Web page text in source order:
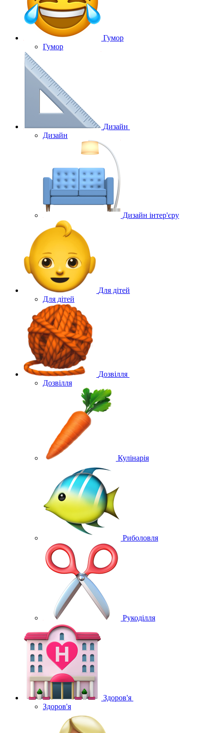
Гумор
Гумор
Дизайн
Дизайн
Дизайн інтер'єру
Для дітей
Для дітей
Дозвілля
Дозвілля
Кулінарія
Риболовля
Рукоділля
Здоров'я
Здоров'я